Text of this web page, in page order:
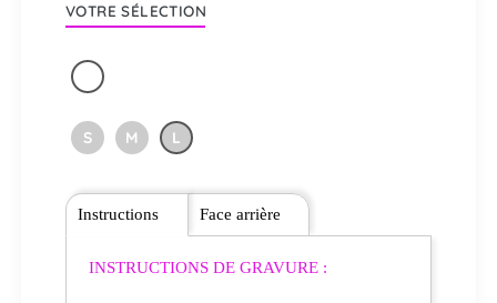
VOTRE SÉLECTION
S M L
Instructions
INSTRUCTIONS DE GRAVURE :
Face arrière